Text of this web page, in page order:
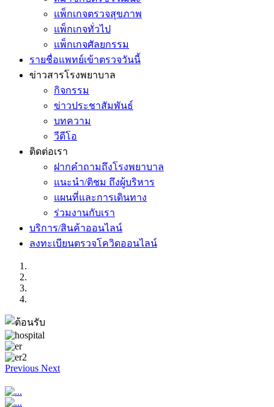
แพ็กเกจตรวจสุขภาพ
แพ็กเกจทั่วไป
แพ็กเกจศัลยกรรม
รายชื่อแพทย์เข้าตรวจวันนี้
ข่าวสารโรงพยาบาล
กิจกรรม
ข่าวประชาสัมพันธ์
บทความ
วีดีโอ
ติดต่อเรา
ฝากคำถามถึงโรงพยาบาล
แนะนำ/ติชม ถึงผู้บริหาร
แผนที่และการเดินทาง
ร่วมงานกับเรา
บริการ/สินค้าออนไลน์
ลงทะเบียนตรวจโควิดออนไลน์
Previous Next